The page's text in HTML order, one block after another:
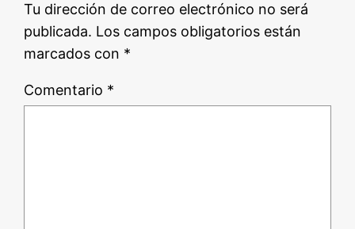
Tu dirección de correo electrónico no será
publicada. Los campos obligatorios están
marcados con *
Comentario *